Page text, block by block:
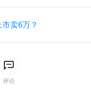
卖6万？
评论